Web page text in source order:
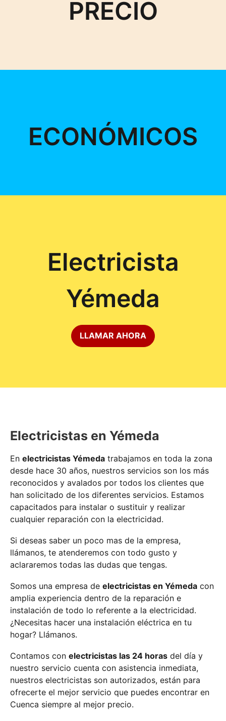
PRECIO
ECONÓMICOS
Electricista
Yémeda
LLAMAR AHORA
Electricistas en Yémeda
En electricistas Yémeda trabajamos en toda la zona
desde hace 30 años, nuestros servicios son los más
reconocidos y avalados por todos los clientes que
han solicitado de los diferentes servicios. Estamos
capacitados para instalar o sustituir y realizar
cualquier reparación con la electricidad.
Si deseas saber un poco mas de la empresa,
llámanos, te atenderemos con todo gusto y
aclararemos todas las dudas que tengas.
Somos una empresa de electricistas en Yémeda con
amplia experiencia dentro de la reparación e
instalación de todo lo referente a la electricidad.
¿Necesitas hacer una instalación eléctrica en tu
hogar? Llámanos.
Contamos con electricistas las 24 horas del día y
nuestro servicio cuenta con asistencia inmediata,
nuestros electricistas son autorizados, están para
ofrecerte el mejor servicio que puedes encontrar en
Cuenca siempre al mejor precio.